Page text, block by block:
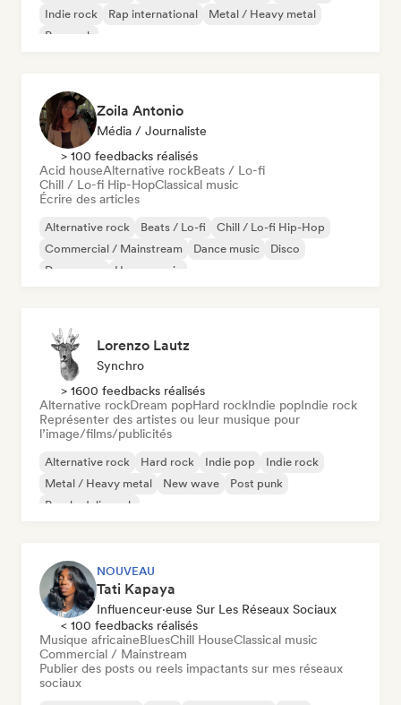
Indie rock
Rap international
Metal / Heavy metal
Pop rock
Zoila Antonio
Média / Journaliste
> 100 feedbacks réalisés
Acid houseAlternative rockBeats / Lo-fi
Chill / Lo-fi Hip-HopClassical music
Écrire des articles
Alternative rock Beats / Lo-fi
Chill / Lo-fi Hip-Hop
Commercial / Mainstream
Dance music
Disco
Dream pop
House music
Lorenzo Lautz
Synchro
> 1600 feedbacks réalisés
Alternative rockDream popHard rockIndie popIndie rock
Représenter des artistes ou leur musique pour
l’image/films/publicités
Alternative rock Hard rock Indie pop
Indie rock
Metal / Heavy metal
New wave
Post punk
Psychedelic rock
NOUVEAU
Tati Kapaya
Influenceur·euse Sur Les Réseaux Sociaux
< 100 feedbacks réalisés
Musique africaineBluesChill HouseClassical music
Commercial / Mainstream
Publier des posts ou reels impactants sur mes réseaux
sociaux